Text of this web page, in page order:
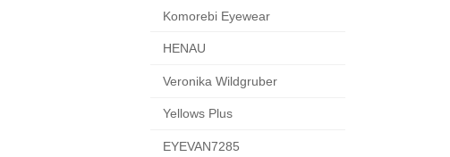
Komorebi Eyewear
HENAU
Veronika Wildgruber
Yellows Plus
EYEVAN7285